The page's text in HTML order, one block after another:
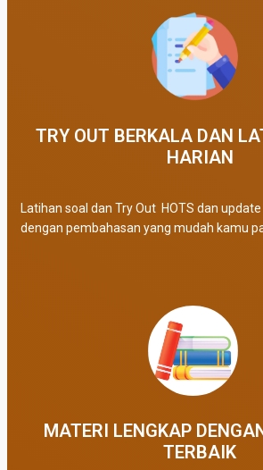
TRY OUT BERKALA DAN
HARIAN
Latihan soal dan Try Out HOTS dan
dengan pembahasan yang mudah kamu
MATERI LENGKAP
TERBAIK​